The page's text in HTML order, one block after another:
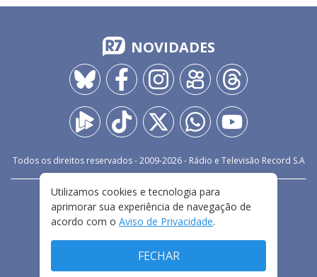
NOVIDADES
Todos os direitos reservados - 2009-2026- Rádio e Televisão Record S.A
FALE CONOSCO
PRIVACIDADE
TERMOS E CONDIÇÕES DE USO
Utilizamos cookies e tecnologia para
aprimorar sua experiência de navegação de
acordo com o Aviso de Privacidade.
FECHAR